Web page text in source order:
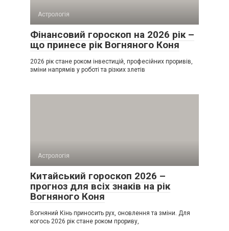
Астрологія
Фінансовий гороскоп на 2026 рік –
що принесе рік Вогняного Коня
2026 рік стане роком інвестицій, професійних проривів,
зміни напрямів у роботі та різких злетів
Астрологія
Китайський гороскоп 2026 –
прогноз для всіх знаків на рік
Вогняного Коня
Вогняний Кінь приносить рух, оновлення та зміни. Для
когось 2026 рік стане роком прориву,